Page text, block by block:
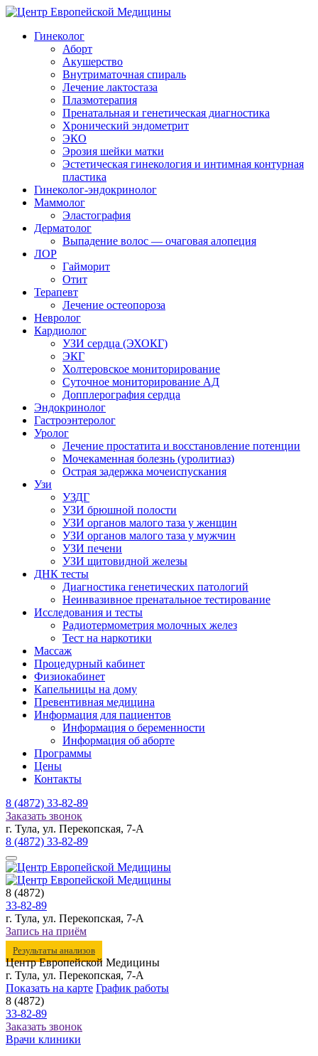
Гинеколог
Аборт
Акушерство
Внутриматочная спираль
Лечение лактостаза
Плазмотерапия
Пренатальная и генетическая диагностика
Хронический эндометрит
ЭКО
Эрозия шейки матки
Эстетическая гинекология и интимная контурная
пластика
Гинеколог-эндокринолог
Маммолог
Эластография
Дерматолог
Выпадение волос — очаговая алопеция
ЛОР
Гайморит
Отит
Терапевт
Лечение остеопороза
Невролог
Кардиолог
УЗИ сердца (ЭХОКГ)
ЭКГ
Холтеровское мониторирование
Суточное мониторирование АД
Допплерография сердца
Эндокринолог
Гастроэнтеролог
Уролог
Лечение простатита и восстановление потенции
Мочекаменная болезнь (уролитиаз)
Острая задержка мочеиспускания
Узи
УЗДГ
УЗИ брюшной полости
УЗИ органов малого таза у женщин
УЗИ органов малого таза у мужчин
УЗИ печени
УЗИ щитовидной железы
ДНК тесты
Диагностика генетических патологий
Неинвазивное пренатальное тестирование
Исследования и тесты
Радиотермометрия молочных желез
Тест на наркотики
Массаж
Процедурный кабинет
Физиокабинет
Капельницы на дому
Превентивная медицина
Информация для пациентов
Информация о беременности
Информация об аборте
Программы
Цены
Контакты
8 (4872) 33-82-89
Заказать звонок
г. Тула, ул. Перекопская, 7-А
8 (4872) 33-82-89
8 (4872)
33-82-89
г. Тула, ул. Перекопская, 7-А
Запись на приём
Результаты анализов
Центр Европейской Медицины
г. Тула, ул. Перекопская, 7-А
Показать на карте График работы
8 (4872)
33-82-89
Заказать звонок
Врачи клиники